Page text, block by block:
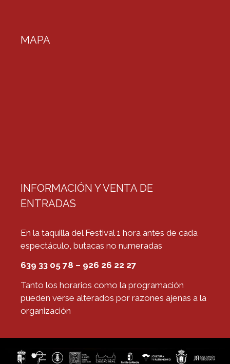
MAPA
INFORMACIÓN Y VENTA DE
ENTRADAS
En la taquilla del Festival 1 hora antes de cada
espectáculo, butacas no numeradas
639 33 05 78 – 926 26 22 27
Tanto los horarios como la programación
pueden verse alterados por razones ajenas a la
organización